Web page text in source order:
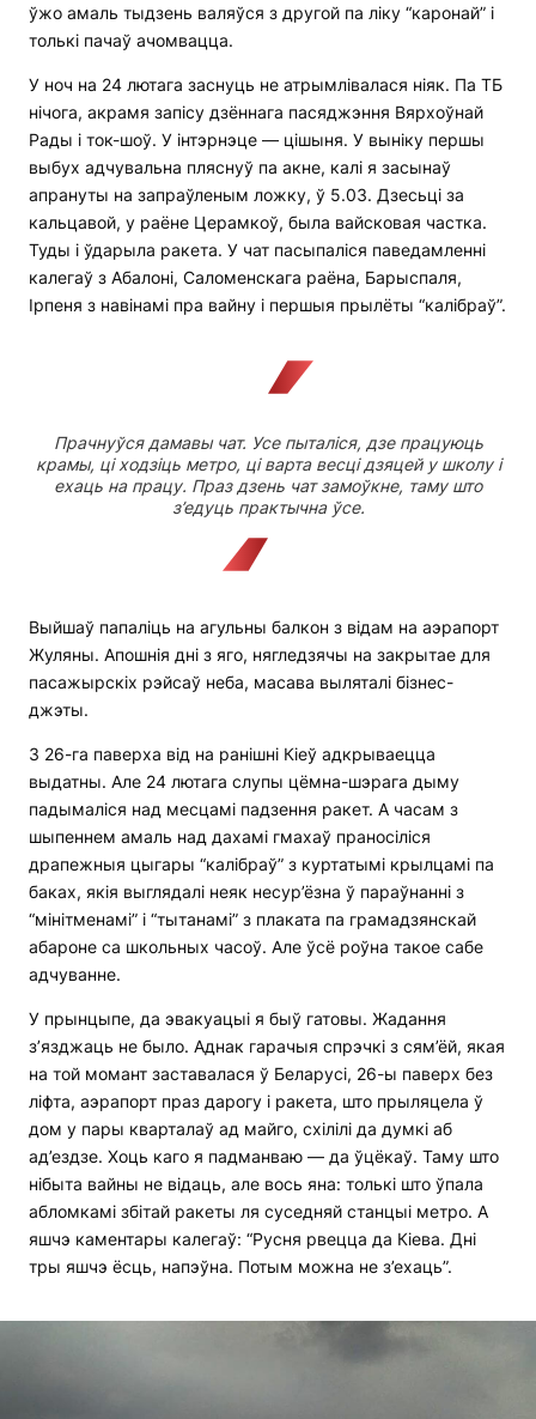
ўжо амаль тыдзень валяўся з другой па ліку “каронай” і
толькі пачаў ачомвацца.
У ноч на 24 лютага заснуць не атрымлівалася ніяк. Па ТБ
нічога, акрамя запісу дзённага пасяджэння Вярхоўнай
Рады і ток-шоў. У інтэрнэце — цішыня. У выніку першы
выбух адчувальна пляснуў па акне, калі я засынаў
апрануты на запраўленым ложку, ў 5.03. Дзесьці за
кальцавой, у раёне Церамкоў, была вайсковая частка.
Туды і ўдарыла ракета. У чат пасыпаліся паведамленні
калегаў з Абалоні, Саломенскага раёна, Барыспаля,
Ірпеня з навінамі пра вайну і першыя прылёты “калібраў”.
Прачнуўся дамавы чат. Усе пыталіся, дзе працуюць
крамы, ці ходзіць метро, ці варта весці дзяцей у школу і
ехаць на працу. Праз дзень чат замоўкне, таму што
з’едуць практычна ўсе.
Выйшаў папаліць на агульны балкон з відам на аэрапорт
Жуляны. Апошнія дні з яго, нягледзячы на закрытае для
пасажырскіх рэйсаў неба, масава выляталі бізнес-
джэты.
З 26-га паверха від на ранішні Кіеў адкрываецца
выдатны. Але 24 лютага слупы цёмна-шэрага дыму
падымаліся над месцамі падзення ракет. А часам з
шыпеннем амаль над дахамі гмахаў праносіліся
драпежныя цыгары “калібраў” з куртатымі крылцамі па
баках, якія выглядалі неяк несур’ёзна ў параўнанні з
“мінітменамі” і “тытанамі” з плаката па грамадзянскай
абароне са школьных часоў. Але ўсё роўна такое сабе
адчуванне.
У прынцыпе, да эвакуацыі я быў гатовы. Жадання
з’язджаць не было. Аднак гарачыя спрэчкі з сям’ёй, якая
на той момант заставалася ў Беларусі, 26-ы паверх без
ліфта, аэрапорт праз дарогу і ракета, што прыляцела ў
дом у пары кварталаў ад майго, схілілі да думкі аб
ад’ездзе. Хоць каго я падманваю — да ўцёкаў. Таму што
нібыта вайны не відаць, але вось яна: толькі што ўпала
абломкамі збітай ракеты ля суседняй станцыі метро. А
яшчэ каментары калегаў: “Русня рвецца да Кіева. Дні
тры яшчэ ёсць, напэўна. Потым можна не з’ехаць”.